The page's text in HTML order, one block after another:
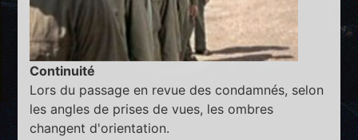
Continuité
Lors du passage en revue des condamnés, selon
les angles de prises de vues, les ombres
changent d'orientation.